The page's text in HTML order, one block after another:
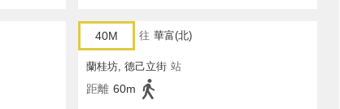
40M 往 華富(北)
蘭桂坊, 德己立街 站
距離 60m